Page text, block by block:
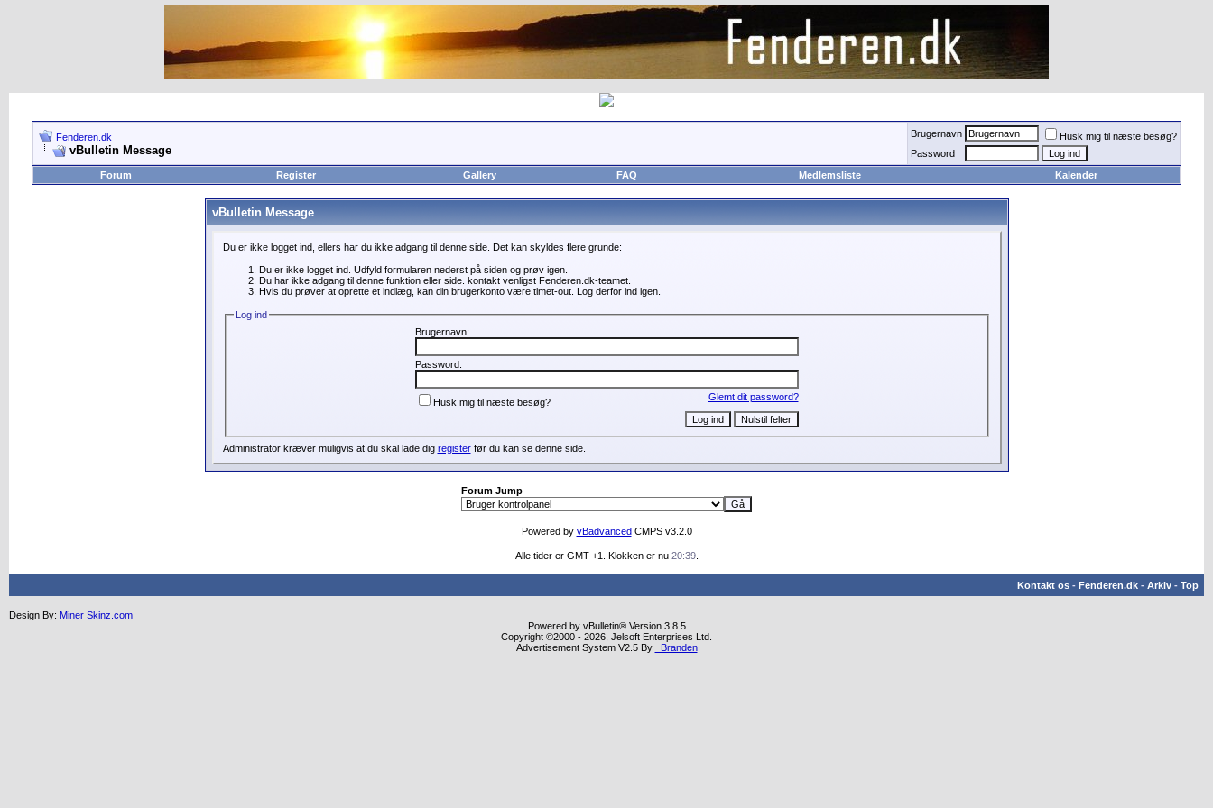
Fenderen.dk
vBulletin Message
Brugernavn
Husk mig til næste besøg?
Password
Forum
Register Gallery FAQ Medlemsliste Kalender
vBulletin Message
Du er ikke logget ind, ellers har du ikke adgang til denne side. Det kan skyldes flere grunde:
Du er ikke logget ind. Udfyld formularen nederst på siden og prøv igen.
Du har ikke adgang til denne funktion eller side. kontakt venligst Fenderen.dk-teamet.
Hvis du prøver at oprette et indlæg, kan din brugerkonto være timet-out. Log derfor ind igen.
Log ind
Brugernavn:
Password:
Glemt dit password?
Husk mig til næste besøg?
Administrator kræver muligvis at du skal lade dig registerfør du kan se denne side.
Forum Jump
Powered by vBadvancedCMPS v3.2.0
Alle tider er GMT +1. Klokken er nu 20:39.
Kontakt os - Fenderen.dk - Arkiv - Top
Design By: Miner Skinz.com
Powered by vBulletin® Version 3.8.5
Copyright ©2000 - 2026, Jelsoft Enterprises Ltd.
Advertisement System V2.5 By
Branden